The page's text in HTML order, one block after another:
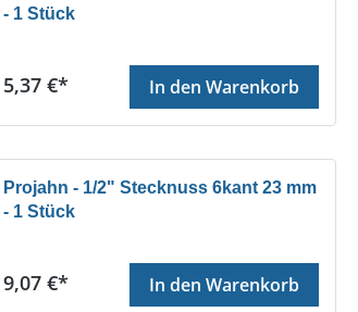
- 1 Stück
Regulärer Preis:
5,37 €* In den Warenkorb
Projahn - 1/2" Stecknuss 6kant 23 mm
- 1 Stück
Regulärer Preis:
9,07 €* In den Warenkorb